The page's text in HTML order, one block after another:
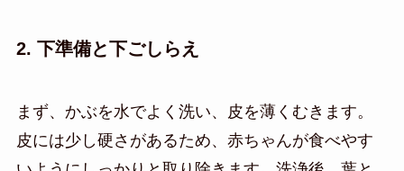
2. 下準備と下ごしらえ
まず、かぶを水でよく洗い、皮を薄くむきます。
皮には少し硬さがあるため、赤ちゃんが食べやす